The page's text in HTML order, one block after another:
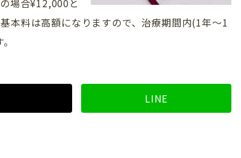
場合¥12,000と
本料は高額になりますので、治療期間内(1年～1
LINE